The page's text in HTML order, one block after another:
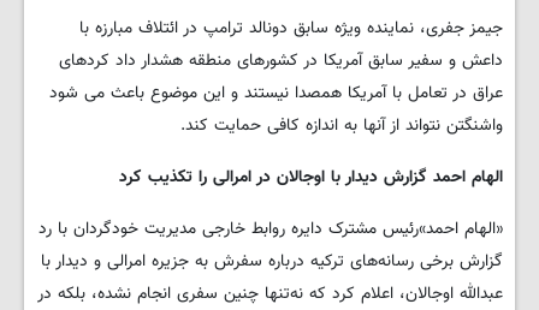
جیمز جفری، نماینده ویژه سابق دونالد ترامپ در ائتلاف مبارزه با
داعش و سفیر سابق آمریکا در کشورهای منطقه هشدار داد کردهای
عراق در تعامل با آمریکا همصدا نیستند و این موضوع باعث می شود
واشنگتن نتواند از آنها به اندازه کافی حمایت کند.
الهام احمد گزارش دیدار با اوجالان در امرالی را تکذیب کرد
«الهام احمد»رئیس مشترک دایره روابط خارجی مدیریت خودگردان با رد
گزارش برخی رسانه‌های ترکیه درباره سفرش به جزیره امرالی و دیدار با
عبدالله اوجالان، اعلام کرد که نه‌تنها چنین سفری انجام نشده، بلکه در